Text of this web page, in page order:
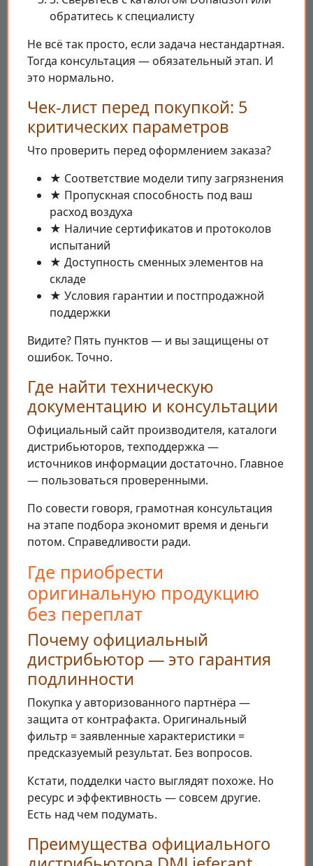
обратитесь к специалисту
Не всё так просто, если задача нестандартная.
Тогда консультация — обязательный этап. И
это нормально.
Чек-лист перед покупкой: 5
критических параметров
Что проверить перед оформлением заказа?
★ Соответствие модели типу загрязнения
★ Пропускная способность под ваш
расход воздуха
★ Наличие сертификатов и протоколов
испытаний
★ Доступность сменных элементов на
складе
★ Условия гарантии и постпродажной
поддержки
Видите? Пять пунктов — и вы защищены от
ошибок. Точно.
Где найти техническую
документацию и консультации
Официальный сайт производителя, каталоги
дистрибьюторов, техподдержка —
источников информации достаточно. Главное
— пользоваться проверенными.
По совести говоря, грамотная консультация
на этапе подбора экономит время и деньги
потом. Справедливости ради.
Где приобрести
оригинальную продукцию
без переплат
Почему официальный
дистрибьютор — это гарантия
подлинности
Покупка у авторизованного партнёра —
защита от контрафакта. Оригинальный
фильтр = заявленные характеристики =
предсказуемый результат. Без вопросов.
Кстати, подделки часто выглядят похоже. Но
ресурс и эффективность — совсем другие.
Есть над чем подумать.
Преимущества официального